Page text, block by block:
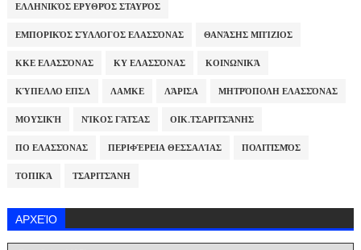
ΕΛΛΗΝΙΚΌΣ ΕΡΥΘΡΌΣ ΣΤΑΥΡΌΣ
ΕΜΠΟΡΙΚΌΣ ΣΎΛΛΟΓΟΣ ΕΛΑΣΣΌΝΑΣ ΘΑΝΆΣΗΣ ΜΠΊΖΙΟΣ
ΚΚΕ ΕΛΑΣΣΌΝΑΣ ΚΥ ΕΛΑΣΣΌΝΑΣ ΚΟΙΝΩΝΙΚΆ
ΚΎΠΕΛΛΟ ΕΠΣΛ ΛΑΜΚΕ ΛΆΡΙΣΑ ΜΗΤΡΌΠΟΛΗ ΕΛΑΣΣΌΝΑΣ
ΜΟΥΣΙΚΉ ΝΊΚΟΣ ΓΆΤΣΑΣ ΟΙΚ.ΤΣΑΡΙΤΣΆΝΗΣ
ΠΟ ΕΛΑΣΣΌΝΑΣ ΠΕΡΙΦΈΡΕΙΑ ΘΕΣΣΑΛΊΑΣ ΠΟΛΙΤΙΣΜΌΣ
ΤΟΠΙΚΆ ΤΣΑΡΙΤΣΆΝΗ
ΑΡΧΕΊΟ